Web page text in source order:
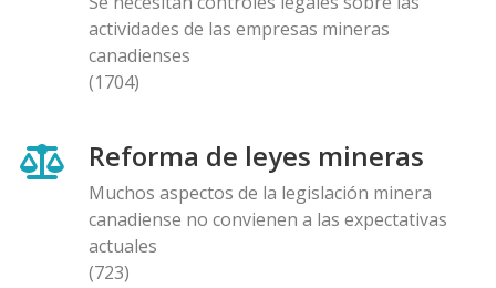
actividades de las empresas mineras
canadienses
(1704)
Reforma de leyes mineras
Muchos aspectos de la legislación minera
canadiense no convienen a las expectativas
actuales
(723)